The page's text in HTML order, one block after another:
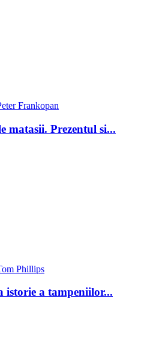
Frankopan
matasii. Prezentul si...
Phillips
istorie a tampeniilor...